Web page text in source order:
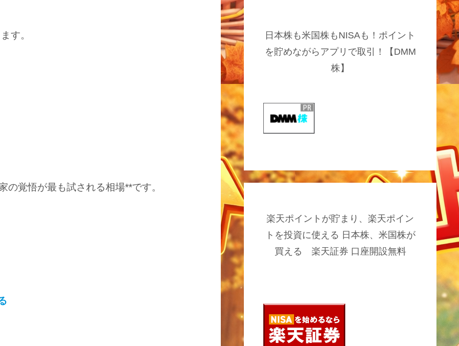
す。
覚悟が最も試される相場**です。
日本株も米国株もNISAも！ポイント
を貯めながらアプリで取引！【DMM
株】
楽天ポイントが貯まり、楽天ポイン
トを投資に使える 日本株、米国株が
買える 楽天証券 口座開設無料